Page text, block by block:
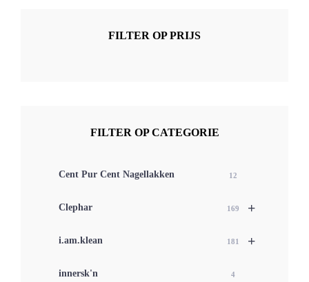
FILTER OP PRIJS
FILTER OP CATEGORIE
Cent Pur Cent Nagellakken 12
+
Clephar 169
+
i.am.klean 181
innersk'n 4